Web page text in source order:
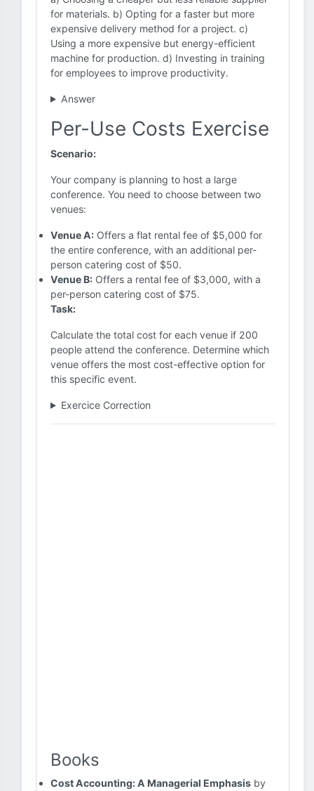
for materials. b) Opting for a faster but more
expensive delivery method for a project. c)
Using a more expensive but energy-efficient
machine for production. d) Investing in training
for employees to improve productivity.
Answer
Per-Use Costs Exercise
Scenario:
Your company is planning to host a large
conference. You need to choose between two
venues:
Venue A: Offers a flat rental fee of $5,000 for
the entire conference, with an additional per-
person catering cost of $50.
Venue B: Offers a rental fee of $3,000, with a
per-person catering cost of $75.
Task:
Calculate the total cost for each venue if 200
people attend the conference. Determine which
venue offers the most cost-effective option for
this specific event.
Exercice Correction
Books
Cost Accounting: A Managerial Emphasis by